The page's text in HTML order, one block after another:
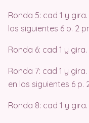
Ronda 5: cad 1 y
los siguientes 6 p. 2
Ronda 6: cad 1 y
Ronda 7: cad 1 y
en los siguientes 6 p.
Ronda 8: cad 1 y